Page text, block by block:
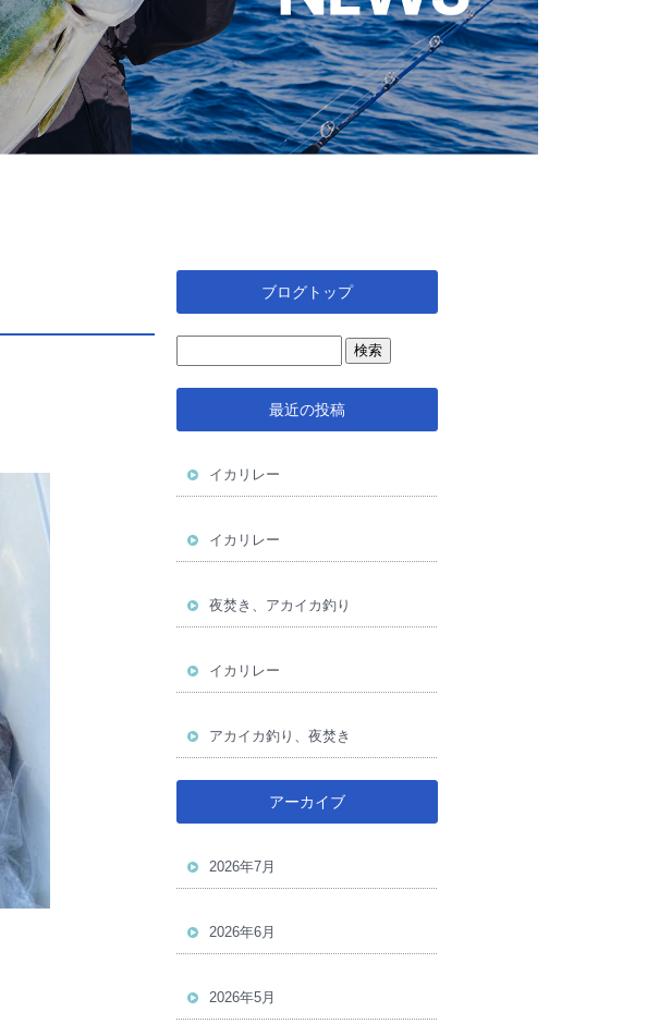
ブログトップ
最近の投稿
イカリレー
イカリレー
夜焚き、アカイカ釣り
イカリレー
アカイカ釣り、夜焚き
アーカイブ
2026年7月
2026年6月
2026年5月